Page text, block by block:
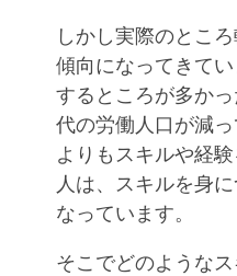
しかし実際のとこ
傾向になってきて
するところが多か
代の労働人口が減
よりもスキルや経
人は、スキルを身
なっています。
そこでどのような